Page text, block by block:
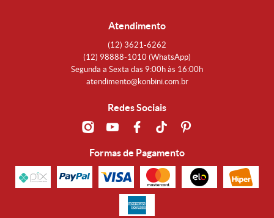
Atendimento
(12) 3621-6262
(12) 98888-1010 (WhatsApp)
Segunda a Sexta das 9:00h às 16:00h
atendimento@konbini.com.br
Redes Sociais
Formas de Pagamento